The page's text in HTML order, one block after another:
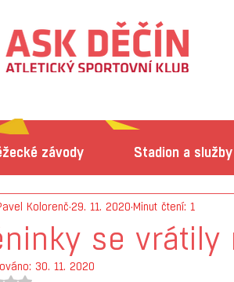
závody Stadion a služby
se vrátily
Kolorenč 29. 11. 2020 Minut čtení: 1
30. 11. 2020